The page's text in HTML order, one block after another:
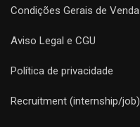
Condições Gerais de Venda
Aviso Legal e CGU
Política de privacidade
Recruitment (internship/job)